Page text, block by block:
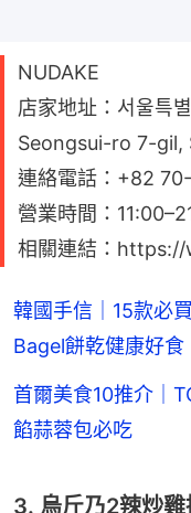
NUDAKE
店家地址：서울특
Seongsui-ro 7-gil,
連絡電話：+82
營業時間：
相關連結：
韓國手信｜15款必
Bagel餅乾健康好食
首爾美食10推介｜
餡蒜蓉包必吃
3. 烏斤乃2辣炒雞